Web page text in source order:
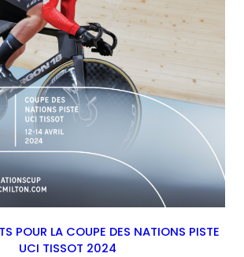
POUR LA COUPE DES NATIONS PISTE
UCI TISSOT 2024